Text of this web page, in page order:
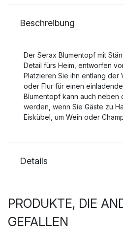
Beschreibung
Der Serax Blumentopf mit
Detail fürs Heim, entworfen
Platzieren Sie ihn entlang der
oder Flur für einen
Blumentopf kann auch neben
werden, wenn Sie Gäste zu
Eiskübel, um Wein oder
Details
PRODUKTE, DIE
GEFALLEN